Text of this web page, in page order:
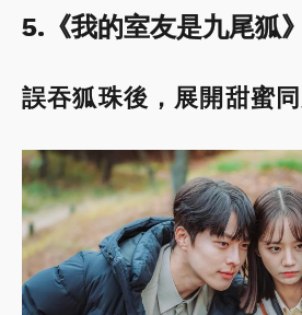
5.《我的室友是九尾狐》
誤吞狐珠後，展開甜蜜